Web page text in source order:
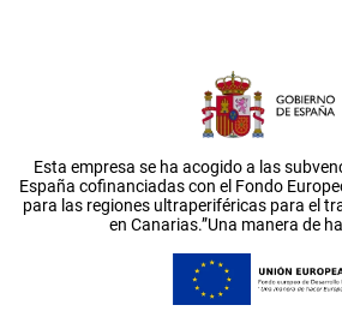
Esta empresa se ha acogido a las
España cofinanciadas con el Fondo
para las regiones ultraperiféricas para el
en Canarias.”Una manera de